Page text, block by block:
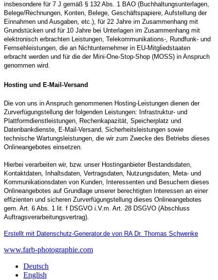
insbesondere für 7 J gemäß § 132 Abs. 1 BAO (Buchhaltungsunterlagen,
Belege/Rechnungen, Konten, Belege, Geschäftspapiere, Aufstellung der
Einnahmen und Ausgaben, etc.), für 22 Jahre im Zusammenhang mit
Grundstücken und für 10 Jahre bei Unterlagen im Zusammenhang mit
elektronisch erbrachten Leistungen, Telekommunikations-, Rundfunk- und
Fernsehleistungen, die an Nichtunternehmer in EU-Mitgliedstaaten
erbracht werden und für die der Mini-One-Stop-Shop (MOSS) in Anspruch
genommen wird.
Hosting und E-Mail-Versand
Die von uns in Anspruch genommenen Hosting-Leistungen dienen der
Zurverfügungstellung der folgenden Leistungen: Infrastruktur- und
Plattformdienstleistungen, Rechenkapazität, Speicherplatz und
Datenbankdienste, E-Mail-Versand, Sicherheitsleistungen sowie
technische Wartungsleistungen, die wir zum Zwecke des Betriebs dieses
Onlineangebotes einsetzen.
Hierbei verarbeiten wir, bzw. unser Hostinganbieter Bestandsdaten,
Kontaktdaten, Inhaltsdaten, Vertragsdaten, Nutzungsdaten, Meta- und
Kommunikationsdaten von Kunden, Interessenten und Besuchern dieses
Onlineangebotes auf Grundlage unserer berechtigten Interessen an einer
effizienten und sicheren Zurverfügungstellung dieses Onlineangebotes
gem. Art. 6 Abs. 1 lit. f DSGVO i.V.m. Art. 28 DSGVO (Abschluss
Auftragsverarbeitungsvertrag).
Erstellt mit Datenschutz-Generator.de von RA Dr. Thomas Schwenke
www.farb-photographie.com
Deutsch
English